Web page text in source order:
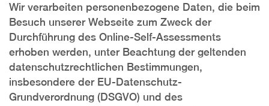
Wir verarbeiten personenbezogene Daten, die beim
Besuch unserer Webseite zum Zweck der
Durchführung des Online-Self-Assessments
erhoben werden, unter Beachtung der geltenden
datenschutzrechtlichen Bestimmungen,
insbesondere der EU-Datenschutz-
Grundverordnung (DSGVO) und des